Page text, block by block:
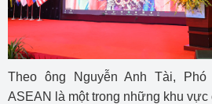
Theo ông Nguyễn Anh Tài,
ASEAN là một trong những khu vực